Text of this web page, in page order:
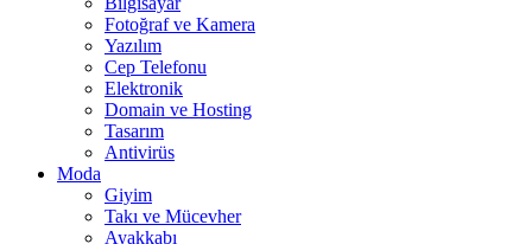
Fotoğraf ve Kamera
Yazılım
Cep Telefonu
Elektronik
Domain ve Hosting
Tasarım
Antivirüs
Moda
Giyim
Takı ve Mücevher
Ayakkabı